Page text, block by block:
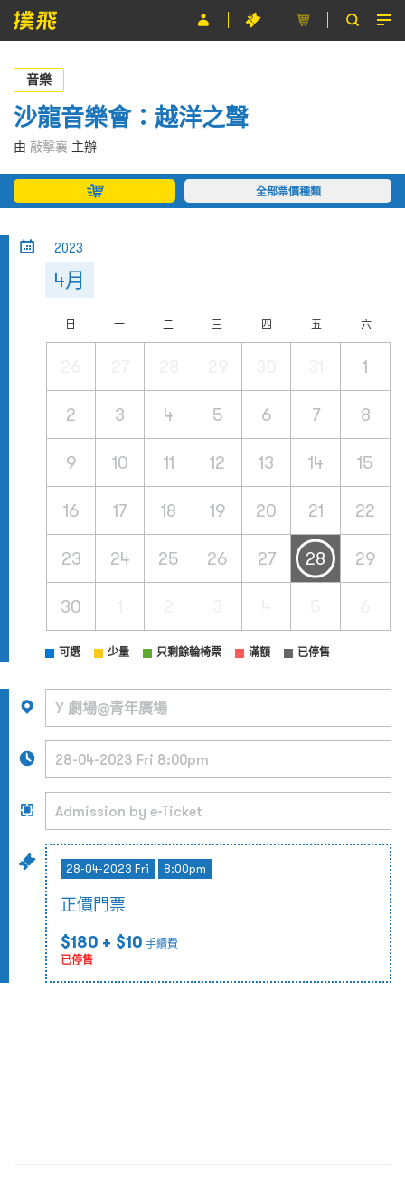
節目
主辦單位
關於撲飛
條款及細則
音樂
沙龍音樂會：越洋之聲
由 敲擊襄 主辦
全部票價種類
2023
4月
日 一 二 三 四 五 六
1
2 3 4 5 6 7 8
9 10 11 12 13 14 15
16 17 18 19 20 21 22
23 24 25 26 27 28 29
30
可選 少量 只剩餘輪椅票 滿額 已停售
28-04-2023 Fri 8:00pm
正價門票
$180 + $10 手續費
已停售